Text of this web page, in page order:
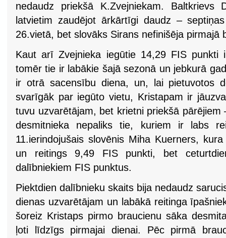
nedaudz priekšā K.Zvejniekam. Baltkrievs
latvietim zaudējot ārkārtīgi daudz –
26.vietā, bet slovāks Sirans nefinišēja pirmajā
Kaut arī Zvejnieka iegūtie 14,29 FIS punkti
tomēr tie ir labākie šajā sezonā un jebkurā
ir otrā sacensību diena, un, lai pietuvotos
svarīgāk par iegūto vietu, Kristapam ir
tuvu uzvarētājam, bet krietni priekšā
desmitnieka nepaliks tie, kuriem ir labs
11.ierindojušais slovēnis Miha Kuerners,
un reitings 9,49 FIS punkti, bet
dalībniekiem FIS punktus.
Piektdien dalībnieku skaits bija nedaudz
dienas uzvarētājam un labākā reitinga
šoreiz Kristaps pirmo braucienu sāka
ļoti līdzīgs pirmajai dienai. Pēc pirmā